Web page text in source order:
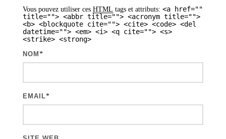
Vous pouvez utiliser ces HTML tags et attributs: <a href=""
title=""> <abbr title=""> <acronym title="">
<b> <blockquote cite=""> <cite> <code> <del
datetime=""> <em> <i> <q cite=""> <s>
<strike> <strong>
NOM *
EMAIL*